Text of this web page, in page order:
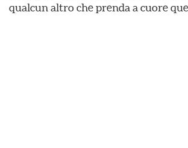
qualcun altro che prenda a cuore